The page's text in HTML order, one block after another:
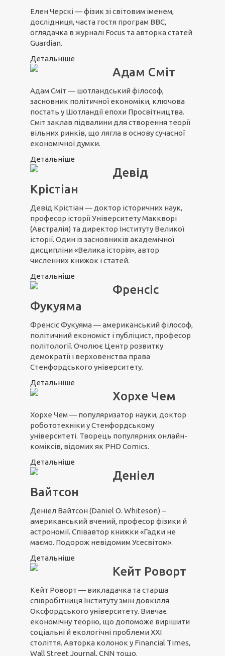
Елен Черскі — фізик зі світовим іменем,
дослідниця, часта гостя програм ВВС,
оглядачка в журналі Focus та авторка статей
Guardian.
Детальніше
Адам Сміт
Адам Сміт — шотландський філософ,
засновник політичної економіки, ключова
постать у Шотландії епохи Просвітництва.
Сміт заклав підвалини для створення теорії
вільних ринків, що лягла в основу сучасної
економічної думки.
Детальніше
Девід
Крістіан
Девід Крістіан — доктор історичних наук,
професор історії Університету Маккворі
(Австралія) та директор Інституту Великої
історії. Один із засновників академічної
дисципліни «Велика історія», автор
численних книжок і статей.
Детальніше
Френсіс
Фукуяма
Френсіс Фукуяма — американський філософ,
політичний економіст і публіцист, професор
політології. Очолює Центр розвитку
демократії і верховенства права
Стенфордського університету.
Детальніше
Хорхе Чем
Хорхе Чем — популяризатор науки, доктор
робототехніки у Стенфордському
університеті. Творець популярних онлайн-
коміксів, відомих як PHD Comics.
Детальніше
Деніел
Вайтсон
Деніел Вайтсон (Daniel O. Whiteson) –
американський вчений, професор фізики й
астрономії. Співавтор книжки «Гадки не
маємо. Подорож невідомим Усесвітом».
Детальніше
Кейт Роворт
Кейт Роворт — викладачка та старша
співробітниця Інституту змін довкілля
Оксфордського університету. Вивчає
економічну теорію, що допоможе вирішити
соціальні й екологічні проблеми ХХІ
століття. Авторка колонок у Financial Times,
Wall Street Journal, CNN тощо.